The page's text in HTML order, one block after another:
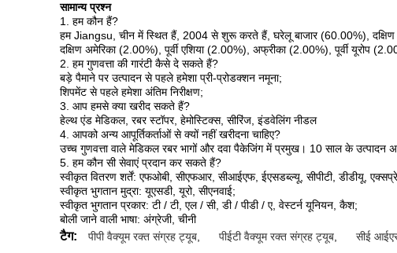
सामान्य प्रश्न
1. हम कौन हैं?
हम Jiangsu, चीन में स्थित हैं, 2004 से शुरू करते हैं, घरेलू बाजार (60.00%), दक्षिण
दक्षिण अमेरिका (2.00%), पूर्वी एशिया (2.00%), अफ्रीका (2.00%), पूर्वी यूरोप
2. हम गुणवत्ता की गारंटी कैसे दे सकते हैं?
बड़े पैमाने पर उत्पादन से पहले हमेशा प्री-प्रोडक्शन नमूना;
शिपमेंट से पहले हमेशा अंतिम निरीक्षण;
3. आप हमसे क्या खरीद सकते हैं?
हेल्थ एंड मेडिकल, रबर स्टॉपर, हेमोस्टिक्स, सीरिंज, इंडवेलिंग नीडल
4. आपको अन्य आपूर्तिकर्ताओं से क्यों नहीं खरीदना चाहिए?
उच्च गुणवत्ता वाले मेडिकल रबर भागों और दवा पैकेजिंग में प्रमुख। 10 साल के उत्पादन
5. हम कौन सी सेवाएं प्रदान कर सकते हैं?
स्वीकृत वितरण शर्तें: एफओबी, सीएफआर, सीआईएफ, ईएसडब्ल्यू, सीपीटी, डीडीयू,
स्वीकृत भुगतान मुद्रा: यूएसडी, यूरो, सीएनवाई;
स्वीकृत भुगतान प्रकार: टी / टी, एल / सी, डी / पीडी / ए, वेस्टर्न यूनियन, कैश;
बोली जाने वाली भाषा: अंग्रेजी, चीनी
टैग: पीपी वैक्यूम रक्त संग्रह ट्यूब, पीईटी वैक्यूम रक्त संग्रह ट्यूब, सीई